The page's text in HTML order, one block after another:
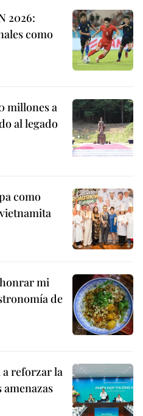
2026:
como
millones a
al legado
como
mi
de
reforzar la